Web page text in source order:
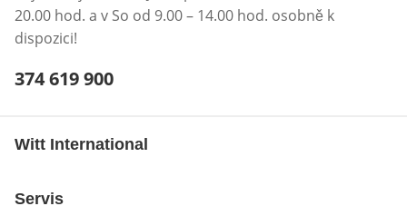
20.00 hod. a v So od 9.00 – 14.00 hod. osobně k
dispozici!
Telefonní číslo:
374 619 900
Witt International
Servis